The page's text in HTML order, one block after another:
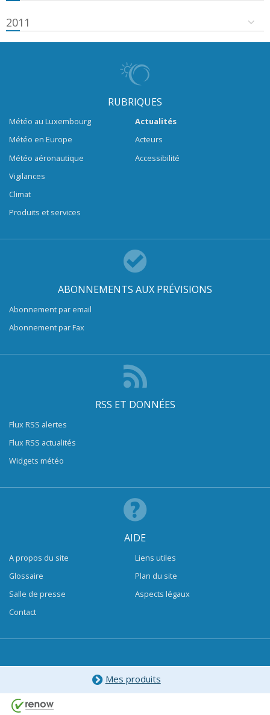
2011
RUBRIQUES
Météo au Luxembourg
Météo en Europe
Météo aéronautique
Vigilances
Climat
Produits et services
Actualités
Acteurs
Accessibilité
ABONNEMENTS AUX PRÉVISIONS
Abonnement par email
Abonnement par Fax
RSS ET DONNÉES
Flux RSS alertes
Flux RSS actualités
Widgets météo
AIDE
A propos du site
Glossaire
Salle de presse
Contact
Liens utiles
Plan du site
Aspects légaux
Mes produits